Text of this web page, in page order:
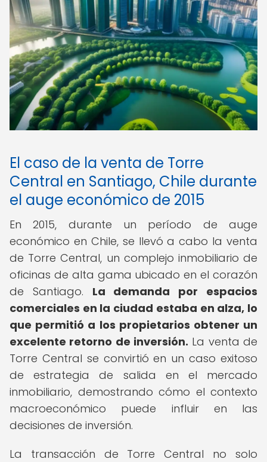
El caso de la venta de Torre
Central en Santiago, Chile durante
el auge económico de 2015
En 2015, durante un período de auge
económico en Chile, se llevó a cabo la venta
de Torre Central, un complejo inmobiliario de
oficinas de alta gama ubicado en el corazón
de Santiago. La demanda por espacios
comerciales en la ciudad estaba en alza, lo
que permitió a los propietarios obtener un
excelente retorno de inversión. La venta de
Torre Central se convirtió en un caso exitoso
de estrategia de salida en el mercado
inmobiliario, demostrando cómo el contexto
macroeconómico puede influir en las
decisiones de inversión.
La transacción de Torre Central no solo